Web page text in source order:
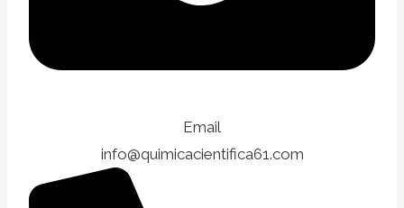
Email
info@quimicacientifica61.com